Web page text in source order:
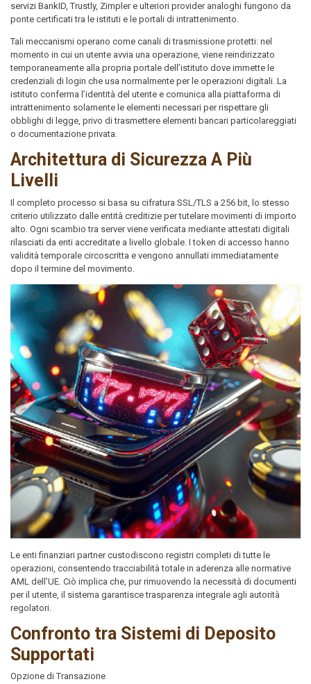
servizi BankID, Trustly, Zimpler e ulteriori provider analoghi fungono da
ponte certificati tra le istituti e le portali di intrattenimento.
Tali meccanismi operano come canali di trasmissione protetti: nel
momento in cui un utente avvia una operazione, viene reindirizzato
temporaneamente alla propria portale dell’istituto dove immette le
credenziali di login che usa normalmente per le operazioni digitali. La
istituto conferma l’identità del utente e comunica alla piattaforma di
intrattenimento solamente le elementi necessari per rispettare gli
obblighi di legge, privo di trasmettere elementi bancari particolareggiati
o documentazione privata.
Architettura di Sicurezza A Più
Livelli
Il completo processo si basa su cifratura SSL/TLS a 256 bit, lo stesso
criterio utilizzato dalle entità creditizie per tutelare movimenti di importo
alto. Ogni scambio tra server viene verificata mediante attestati digitali
rilasciati da enti accreditate a livello globale. I token di accesso hanno
validità temporale circoscritta e vengono annullati immediatamente
dopo il termine del movimento.
Le enti finanziari partner custodiscono registri completi di tutte le
operazioni, consentendo tracciabilità totale in aderenza alle normative
AML dell’UE. Ciò implica che, pur rimuovendo la necessità di documenti
per il utente, il sistema garantisce trasparenza integrale agli autorità
regolatori.
Confronto tra Sistemi di Deposito
Supportati
Opzione di Transazione